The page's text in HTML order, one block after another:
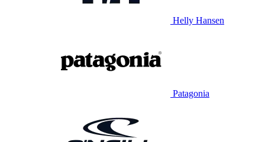
Helly Hansen
Patagonia